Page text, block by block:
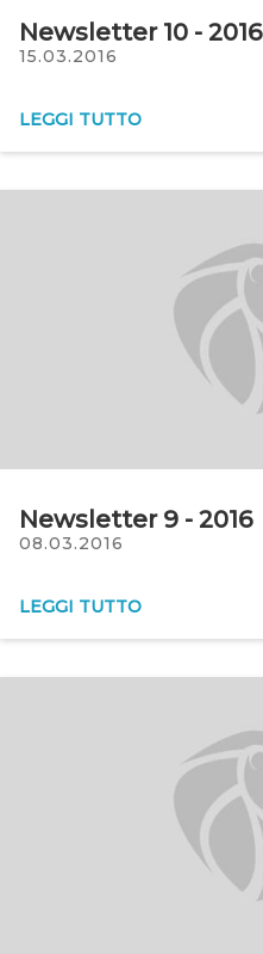
Newsletter 10 - 2016
15.03.2016
LEGGI TUTTO
Newsletter 9 - 2016
08.03.2016
LEGGI TUTTO